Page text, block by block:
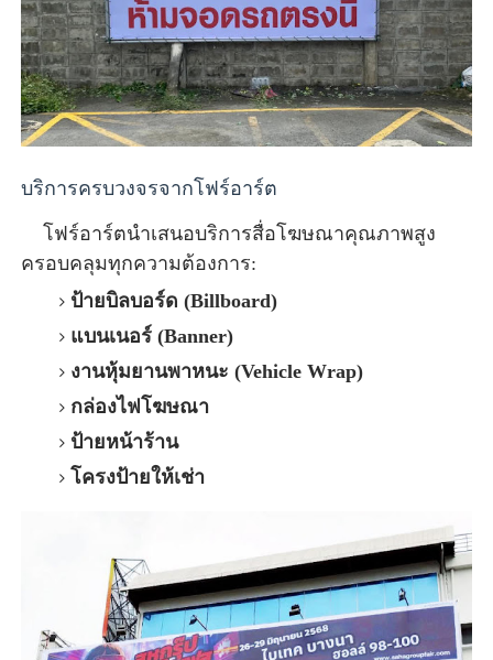
บริการครบวงจรจากโฟร์อาร์ต
โฟร์อาร์ตนำเสนอบริการสื่อโฆษณาคุณภาพสูง
ครอบคลุมทุกความต้องการ:
ป้ายบิลบอร์ด (Billboard)
แบนเนอร์ (Banner)
งานหุ้มยานพาหนะ (Vehicle Wrap)
กล่องไฟโฆษณา
ป้ายหน้าร้าน
โครงป้ายให้เช่า